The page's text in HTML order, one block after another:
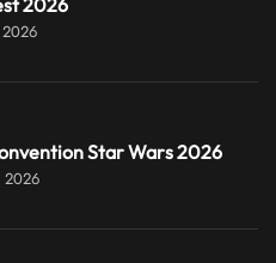
Star Wars 2026
2026